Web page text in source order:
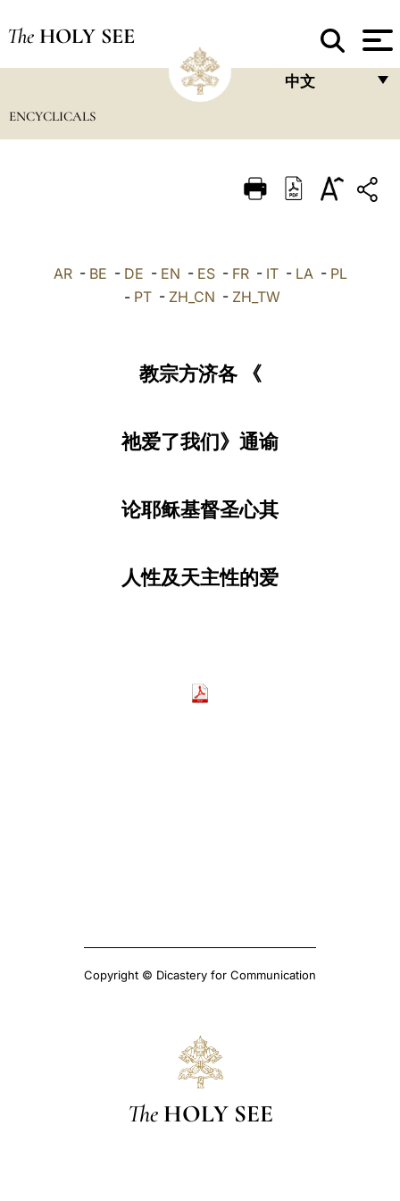
The HOLY SEE
中文
ITALIANO
ENCYCLICALS
AR- BE - DE - EN - ES- FR- IT- LA- PL
- PT- ZH_CN - ZH_TW
教宗方济各 《
祂爱了我们》通谕
论耶稣基督圣心其
人性及天主性的爱
Copyright © Dicastery for Communication
The HOLY SEE